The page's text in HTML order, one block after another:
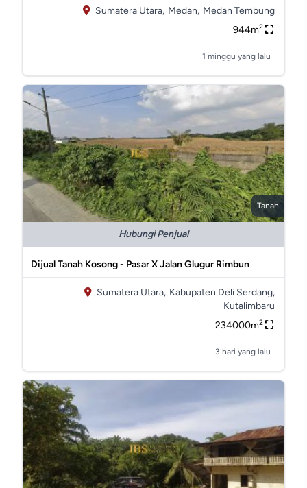
Sumatera Utara, Medan, Medan Tembung
944m2
1 minggu yang lalu
Tanah
Hubungi Penjual
Dijual Tanah Kosong - Pasar X Jalan Glugur Rimbun
Sumatera Utara, Kabupaten Deli Serdang,
Kutalimbaru
234000m2
3 hari yang lalu